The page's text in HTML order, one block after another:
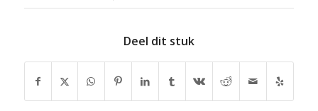
Deel dit stuk